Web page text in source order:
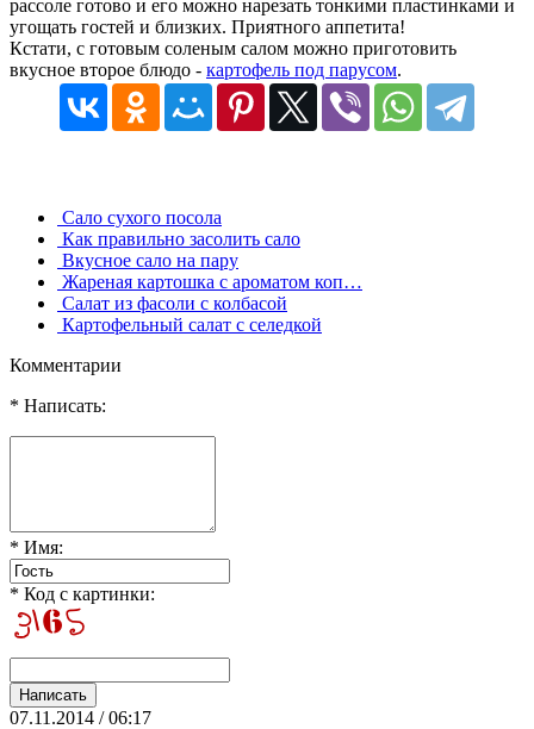
рассоле готово и его можно нарезать тонкими пластинками и
угощать гостей и близких. Приятного аппетита!
Кстати, с готовым соленым салом можно приготовить
вкусное второе блюдо - картофель под парусом.
Сало сухого посола
Как правильно засолить сало
Вкусное сало на пару
Жареная картошка с ароматом коп…
Салат из фасоли с колбасой
Картофельный салат с селедкой
Комментарии
* Написать:
* Имя:
* Код с картинки:
07.11.2014 / 06:17